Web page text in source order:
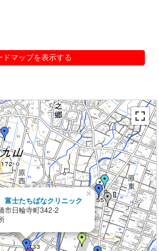
ドマップを表示する
士たちばなクリニック
市日輪寺町342-2
×